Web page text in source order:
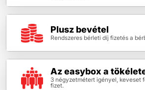
Plusz bevétel
Rendszeres bérleti díj fizetés a
Az easybox a
3 négyzetmétert igényel, keveset
fizet.